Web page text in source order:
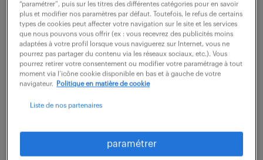
CVC pour des projets de construction et
réhabilitations.
- Dimensionner rigoureusement les systèmes pour
garantir leur efficacité et leur conformité.
- Réaliser des études techniques, les calculs
- Collaborer avec les techniciens études de prix
pour répondre aux appels d'offres.
“paramétrer”, puis sur les titres des différentes catégories pour en savoir
plus et modifier nos paramètres par défaut. Toutefois, le refus de certains
types de cookies peut affecter votre navigation sur le site et les services
que nous pouvons vous offrir (ex : vous recevrez des publicités moins
adaptées à votre profil lorsque vous naviguerez sur Internet, vous ne
pourrez pas partager du contenu via les réseaux sociaux, etc.). Vous
pourrez retirer votre consentement ou modifier votre paramétrage à tout
moment via l’icône cookie disponible en bas et à gauche de votre
navigateur.
Politique en matière de cookie
Liste de nos partenaires
paramétrer